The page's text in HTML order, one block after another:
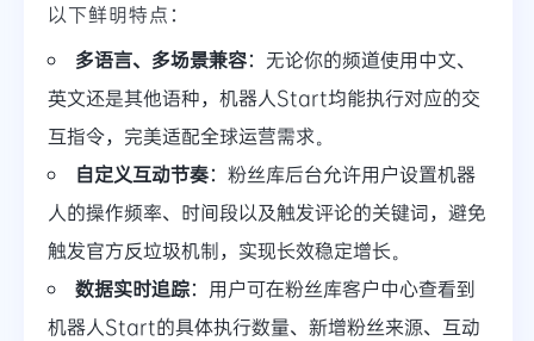
以下鲜明特点：
多语言、多场景兼容：无论你的频道使用中文、
英文还是其他语种，机器人Start均能执行对应的交
互指令，完美适配全球运营需求。
自定义互动节奏：粉丝库后台允许用户设置机器
人的操作频率、时间段以及触发评论的关键词，避免
触发官方反垃圾机制，实现长效稳定增长。
数据实时追踪：用户可在粉丝库客户中心查看到
机器人Start的具体执行数量、新增粉丝来源、互动